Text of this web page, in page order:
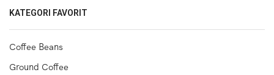
KATEGORI FAVORIT
Coffee Beans
Ground Coffee